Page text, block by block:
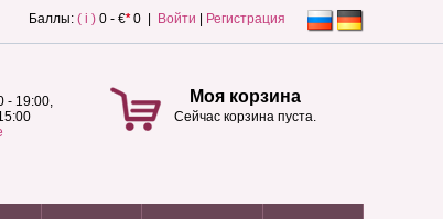
Баллы: ( i ) 0 - €*0 | Войти Регистрация
- 19:00,
Моя корзина
Сейчас корзина пуста.